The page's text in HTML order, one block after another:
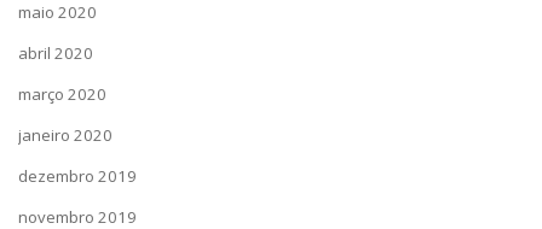
maio 2020
abril 2020
março 2020
janeiro 2020
dezembro 2019
novembro 2019